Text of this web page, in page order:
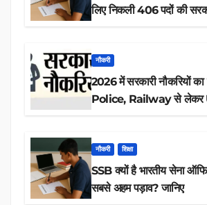
लिए निकली 406 पदों की
नौकरी
2026 में सरकारी नौकरियों
Police, Railway से
नौकरी शिक्षा
SSB क्यों है भारतीय सेना
सबसे अहम पड़ाव? जानिए